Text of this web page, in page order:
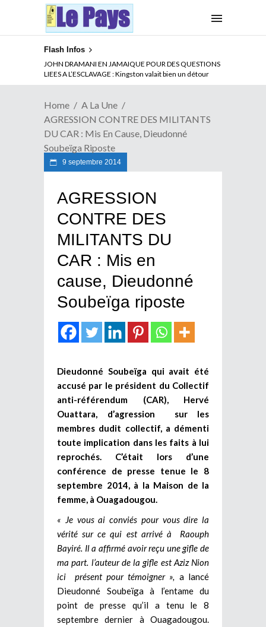
Flash Infos
JOHN DRAMANI EN JAMAIQUE POUR DES QUESTIONS
LIEES A L’ESCLAVAGE : Kingston valait bien un détour
Home
A La Une
AGRESSION CONTRE DES MILITANTS
DU CAR : Mis En Cause, Dieudonné
Soubeïga Riposte
9 septembre 2014
AGRESSION
CONTRE DES
MILITANTS DU
CAR : Mis en
cause, Dieudonné
Soubeïga riposte
Dieudonné Soubeïga qui avait été
accusé par le président du Collectif
anti-référendum (CAR), Hervé
Ouattara, d’agression sur les
membres dudit collectif, a démenti
toute implication dans les faits à lui
reprochés. C’était lors d’une
conférence de presse tenue le 8
septembre 2014, à la Maison de la
femme, à Ouagadougou.
« Je vous ai conviés pour vous dire la
vérité sur ce qui est arrivé à Raouph
Bayiré. Il a affirmé avoir reçu une gifle de
ma part. l’auteur de la gifle est Aziz Nion
ici présent pour témoigner »,
a lancé
Dieudonné Soubeïga à l’entame du
point de presse qu’il a tenu le 8
septembre dernier à Ouagadougou.